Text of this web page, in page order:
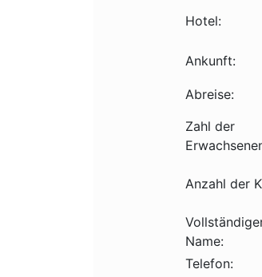
Hotel:
Ankunft:
Abreise:
Zahl der
Anzahl der
Name:
Telefon: